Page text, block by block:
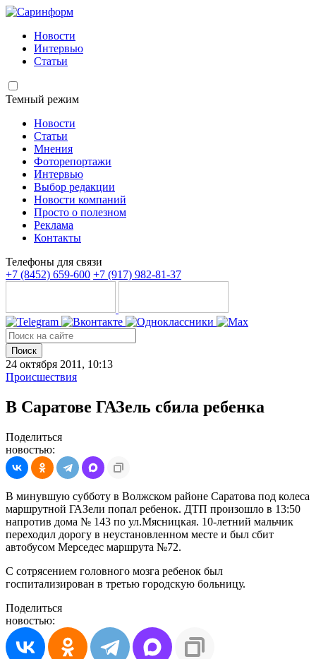
Новости
Интервью
Статьи
Темный режим
Новости
Статьи
Мнения
Фоторепортажи
Интервью
Выбор редакции
Новости компаний
Просто о полезном
Реклама
Контакты
Телефоны для связи
+7 (8452) 659-600 +7 (917) 982-81-37
Поиск
24 октября 2011, 10:13
Происшествия
В Саратове ГАЗель сбила ребенка
Поделиться
новостью:
В минувшую субботу в Волжском районе Саратова под колеса
маршрутной ГАЗели попал ребенок. ДТП произошло в 13:50
напротив дома № 143 по ул.Мясницкая. 10-летний мальчик
переходил дорогу в неустановленном месте и был сбит
автобусом Мерседес маршрута №72.
С сотрясением головного мозга ребенок был
госпитализирован в третью городскую больницу.
Поделиться
новостью: